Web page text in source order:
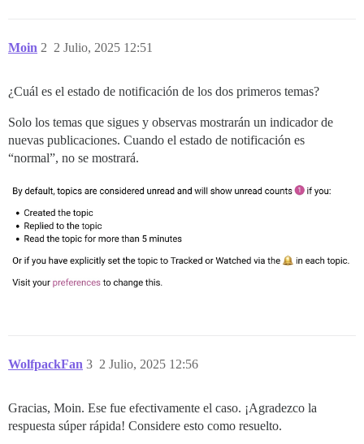
Moin 2 Julio, 2025 12:51
2
¿Cuál es el estado de notificación de los dos primeros temas?
Solo los temas que sigues y observas mostrarán un indicador de
nuevas publicaciones. Cuando el estado de notificación es
“normal”, no se mostrará.
WolfpackFan 2 Julio, 2025 12:56
3
Gracias, Moin. Ese fue efectivamente el caso. ¡Agradezco la
respuesta súper rápida! Considere esto como resuelto.